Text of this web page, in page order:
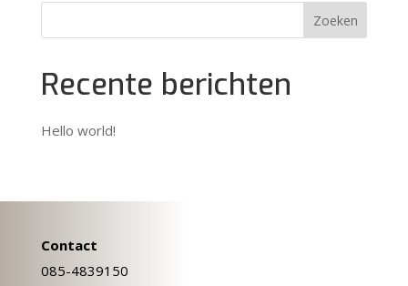
Recente berichten
Hello world!
Contact
085-4839150